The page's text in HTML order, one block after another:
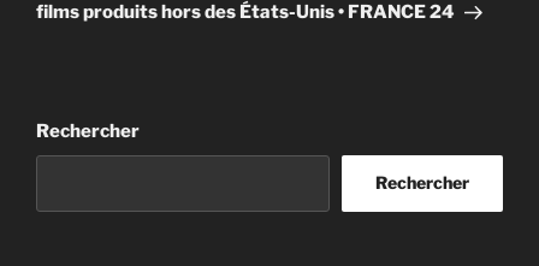
films produits hors des États-Unis • FRANCE 24
Rechercher
Rechercher